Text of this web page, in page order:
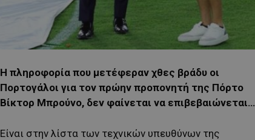
Η πληροφορία που μετέφεραν χθες βράδυ οι
Πορτογάλοι για τον πρώην προπονητή της Πόρτο
Βίκτορ Μπρούνο, δεν φαίνεται να επιβεβαιώνεται…
Είναι στην λίστα των τεχνικών υπευθύνων της